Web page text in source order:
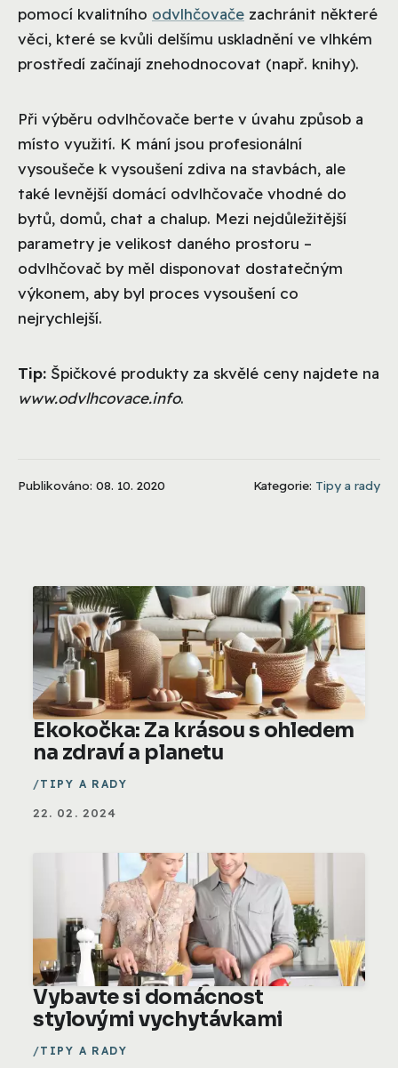
pomocí kvalitního odvlhčovače zachránit některé
věci, které se kvůli delšímu uskladnění ve vlhkém
prostředí začínají znehodnocovat (např. knihy).
Při výběru odvlhčovače berte v úvahu způsob a
místo využití. K mání jsou profesionální
vysoušeče k vysoušení zdiva na stavbách, ale
také levnější domácí odvlhčovače vhodné do
bytů, domů, chat a chalup. Mezi nejdůležitější
parametry je velikost daného prostoru –
odvlhčovač by měl disponovat dostatečným
výkonem, aby byl proces vysoušení co
nejrychlejší.
Tip: Špičkové produkty za skvělé ceny najdete na
www.odvlhcovace.info.
Publikováno: 08. 10. 2020 Kategorie: Tipy a rady
Ekokočka: Za krásou s ohledem
na zdraví a planetu
TIPY A RADY
22. 02. 2024
Vybavte si domácnost
stylovými vychytávkami
TIPY A RADY